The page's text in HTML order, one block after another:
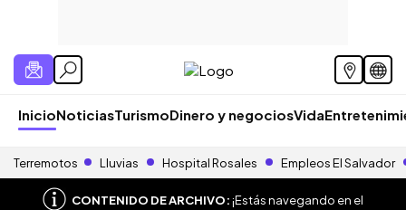
InicioNoticiasTurismoDinero y negociosVida
Terremotos Lluvias Hospital Rosales Empleos El Salvador
CONTENIDO DE ARCHIVO:¡Estás navegando en el